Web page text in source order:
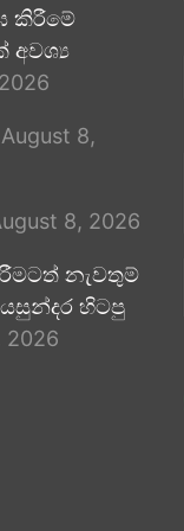
කිරීමේ
අවශ්‍ය
August 8,
8, 2026
නැවතුම්
හිටපු
2026